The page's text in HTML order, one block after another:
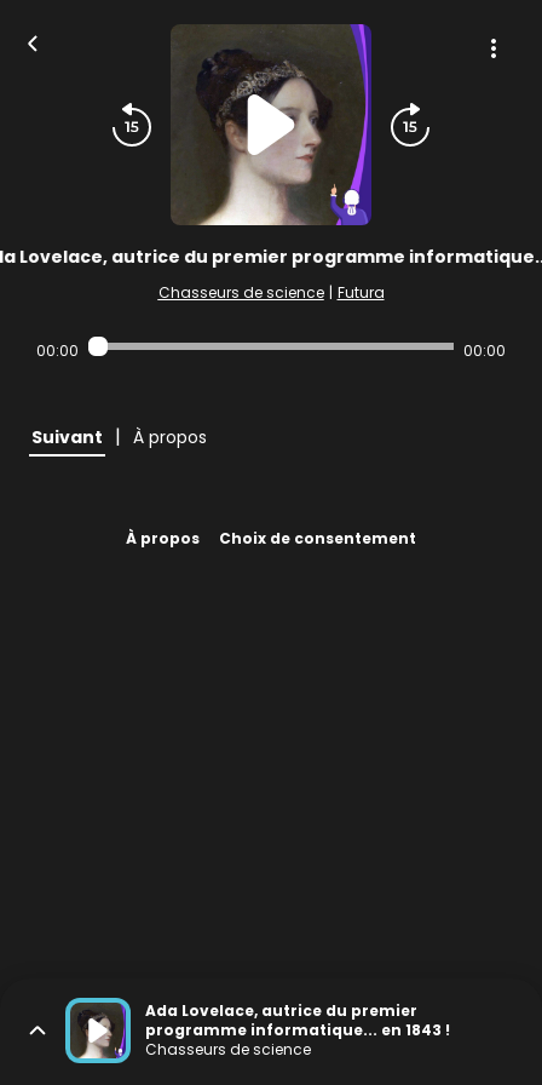
Lovelace, autrice du premier programme
Chasseurs de science | Futura
00:00 00:00
Suivant | À propos
À propos Choix de consentement
Ada Lovelace, autrice du premier
programme informatique... en 1843 !
Chasseurs de science